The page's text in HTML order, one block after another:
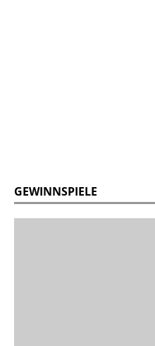
GEWINNSPIELE